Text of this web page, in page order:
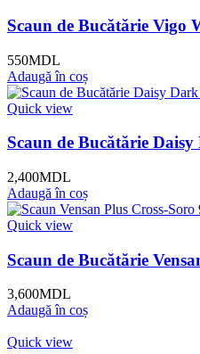
Scaun de Bucătărie Vigo
550MDL
Adaugă în coș
Quick view
Scaun de Bucătărie
2,400MDL
Adaugă în coș
Quick view
Scaun de Bucătărie
3,600MDL
Adaugă în coș
Quick view